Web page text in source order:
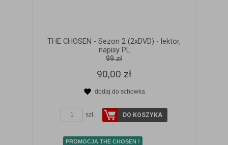
THE CHOSEN - Sezon 2 (2xDVD) - lektor,
napisy PL
99 zł
90,00 zł
dodaj do schowka
szt. DO KOSZYKA
PROMOCJA THE CHOSEN !